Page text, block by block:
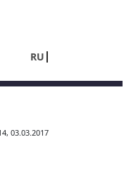
RU
03.03.2017